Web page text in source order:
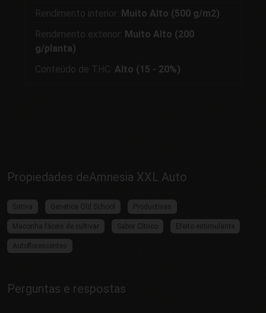
Rendimento interior: Muito Alto (500 g/m2)
Rendimento exterior: Muito Alto (200
g/planta)
Conteúdo de THC: Alto (15 - 20%)
Propiedades deAmnesia XXL Auto
Sativa Genetica Old School Productivas
Maconha fáceis de cultivar Sabor Cítrico Efeito estimulante
Autoflorescentes
Perguntas e respostas